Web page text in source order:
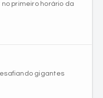
no primeiro horário da
gigantes